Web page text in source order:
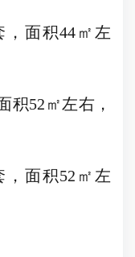
，面积44 ㎡左
积52 ㎡左右，
，面积52 ㎡左